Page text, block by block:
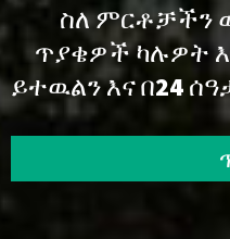
ስለ ምርቶቻችን
ጥያቄዎች ካሉዎት
ይተዉልን እና በ24